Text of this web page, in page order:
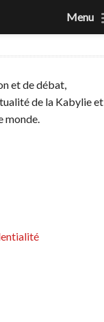
et de débat,
de la Kabylie et
monde.
Menu